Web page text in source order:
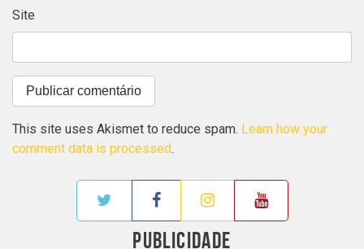
Site
This site uses Akismet to reduce spam. Learn how your
comment data is processed.
PUBLICIDADE